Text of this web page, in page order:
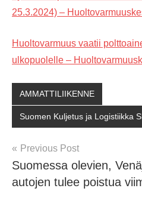
25.3.2024) –
Huoltovarmuus vaatii
ulkopuolelle –
AMMATTILIIKENNE
Suomen Kuljetus ja Logistiikka
Post
navigation
Previous Post
Suomessa olevien,
autojen tulee poistua